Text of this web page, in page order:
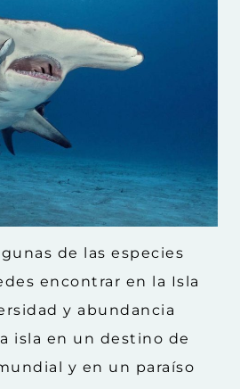
de las especies
encontrar en la Isla
y abundancia
isla en un destino de
y en un paraíso